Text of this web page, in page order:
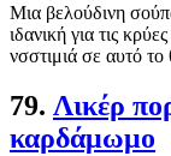
Μια βελούδινη
ιδανική για τις
νσστιμιά σε αυτό το
79. Λικέρ
καρδάμωμο